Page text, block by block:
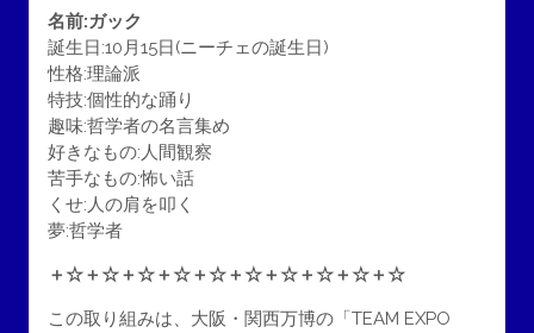
名前:ガック
誕生日:10月15日(ニーチェの誕生日)
性格:理論派
特技:個性的な踊り
趣味:哲学者の名言集め
好きなもの:人間観察
苦手なもの:怖い話
くせ:人の肩を叩く
夢:哲学者
＋☆＋☆＋☆＋☆＋☆＋☆＋☆＋☆＋☆＋☆
この取り組みは、大阪・関西万博の「TEAM EXPO